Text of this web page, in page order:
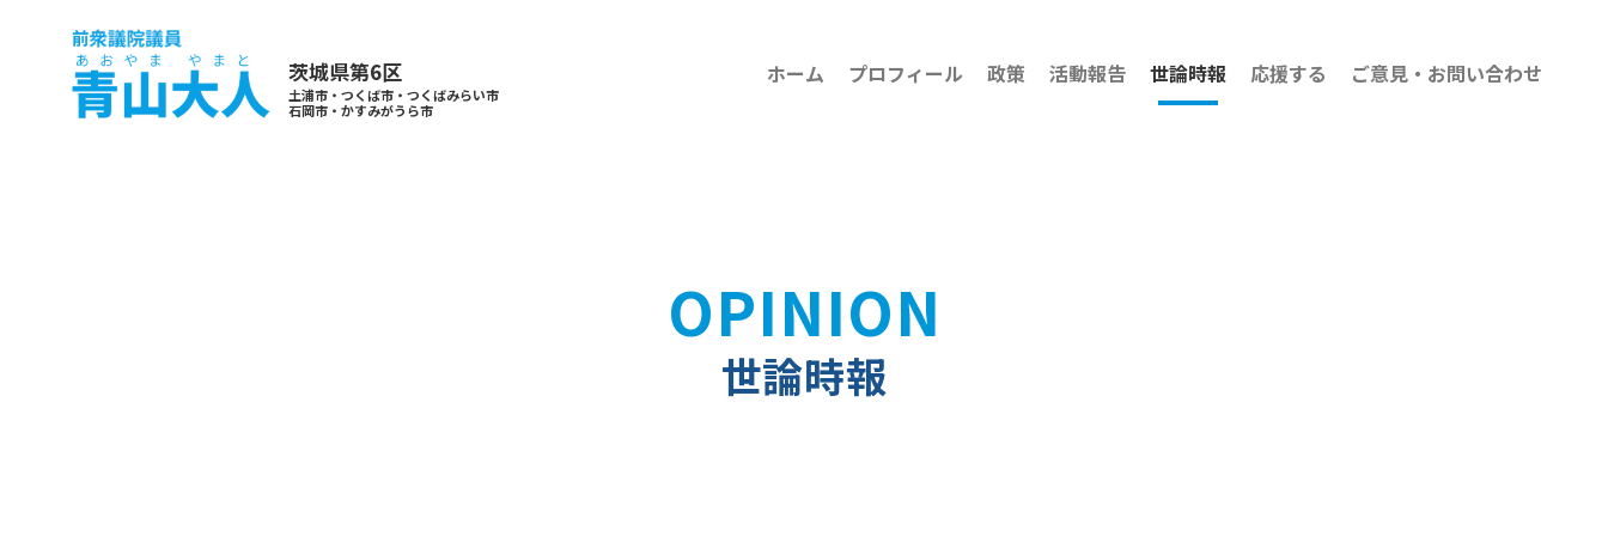
茨城県第6区
土浦市・つくば市・つくばみらい市
石岡市・かすみがうら市
ホーム プロフィール 政策 活動報告 世論時報 応援する ご意見・お問い合わせ
OPINION
世論時報